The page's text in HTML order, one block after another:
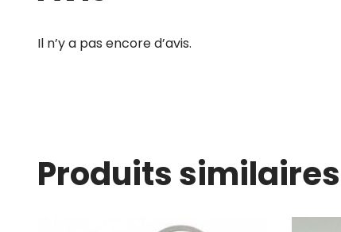
Il n’y a pas encore d’avis.
Produits similaires